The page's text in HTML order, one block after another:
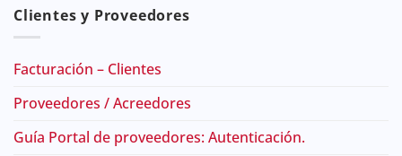
Clientes y Proveedores
Facturación – Clientes
Proveedores / Acreedores
Guía Portal de proveedores: Autenticación.